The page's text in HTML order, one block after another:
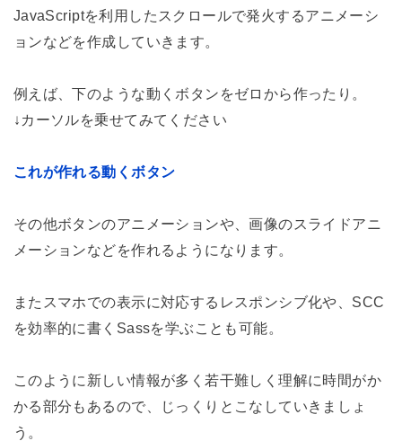
JavaScriptを利用したスクロールで発火するアニメーシ
ョンなどを作成していきます。
例えば、下のような動くボタンをゼロから作ったり。
↓カーソルを乗せてみてください
これが作れる動くボタン
その他ボタンのアニメーションや、画像のスライドアニ
メーションなどを作れるようになります。
またスマホでの表示に対応するレスポンシブ化や、SCC
を効率的に書くSassを学ぶことも可能。
このように新しい情報が多く若干難しく理解に時間がか
かる部分もあるので、じっくりとこなしていきましょ
う。